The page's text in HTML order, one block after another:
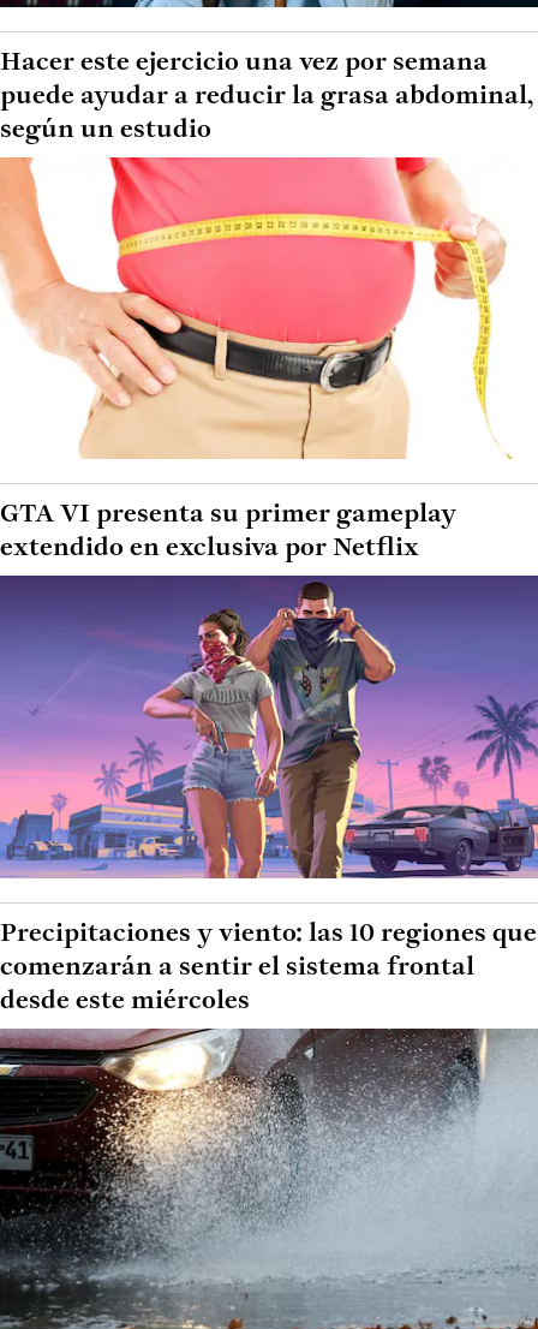
Hacer este ejercicio una vez por semana
puede ayudar a reducir la grasa abdominal,
según un estudio
GTA VI presenta su primer gameplay
extendido en exclusiva por Netflix
Precipitaciones y viento: las 10 regiones que
comenzarán a sentir el sistema frontal
desde este miércoles